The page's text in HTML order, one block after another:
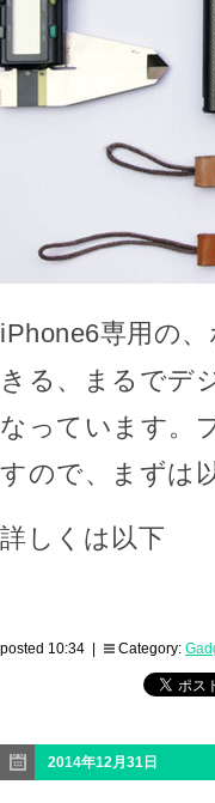
iPhone6専用の
きる、まるでデ
なっています。
すので、まずは
詳しくは以下
posted 10:34 | Category:
2014年12月31日